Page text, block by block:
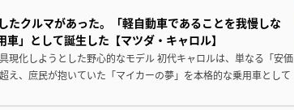
たクルマがあった。「軽自動車であることを我慢しな
」として誕生した【マツダ・キャロル】
現化しようとした野心的なモデル 初代キャロルは、単なる「安価
え、庶民が抱いていた「マイカーの夢」を本格的な乗用車として